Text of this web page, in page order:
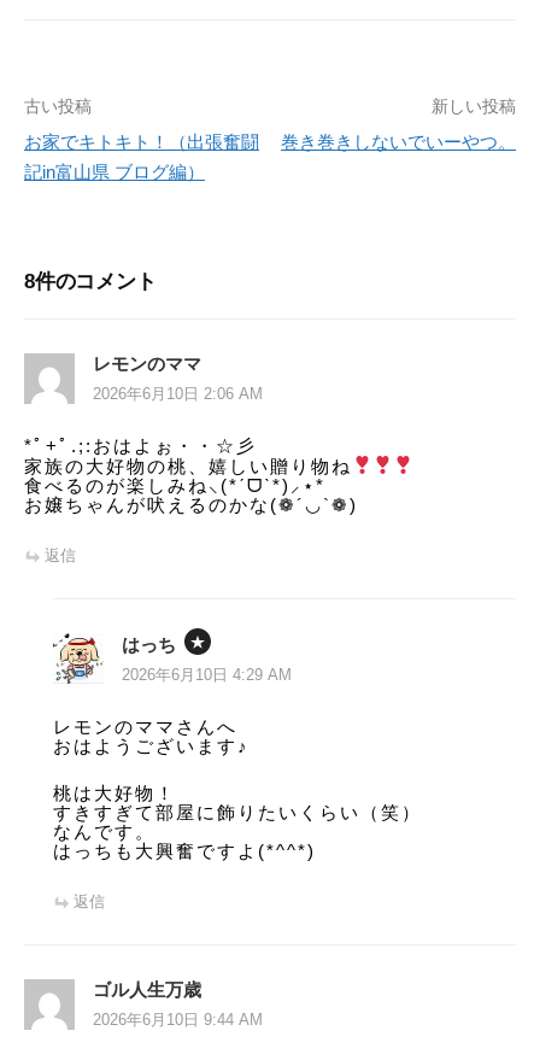
投
稿
ゲ
シ
ン
古い投稿
お家でキトキト！（出張奮闘
記in富山県 ブログ編）
新しい投稿
巻き巻きしないでいーやつ。
8件のコメント
レモンのママ
2026年6月10日 2:06 AM
*ﾟ+ﾟ.;:おはよぉ・・☆彡
家族の大好物の桃、嬉しい贈り物ね
食べるのが楽しみね⸜(*ˊᗜˋ*)⸝⋆*
お嬢ちゃんが吠えるのかな(❁´◡`❁)
返信
はっち
2026年6月10日 4:29 AM
レモンのママさんへ
おはようございます♪
桃は大好物！
すきすぎて部屋に飾りたいくらい（笑）
なんです。
はっちも大興奮ですよ(*^^*)
返信
ゴル人生万歳
2026年6月10日 9:44 AM